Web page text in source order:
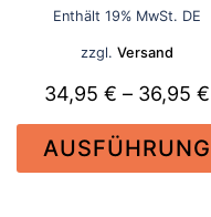
Enthält 19% MwSt. DE
zzgl.Versand
34,95€ – 36,95€